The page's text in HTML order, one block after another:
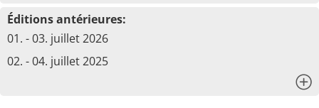
Éditions antérieures:
01. - 03. juillet 2026
02. - 04. juillet 2025